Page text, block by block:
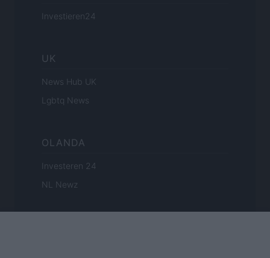
Investieren24
UK
News Hub UK
Lgbtq News
OLANDA
Investeren 24
NL Newz